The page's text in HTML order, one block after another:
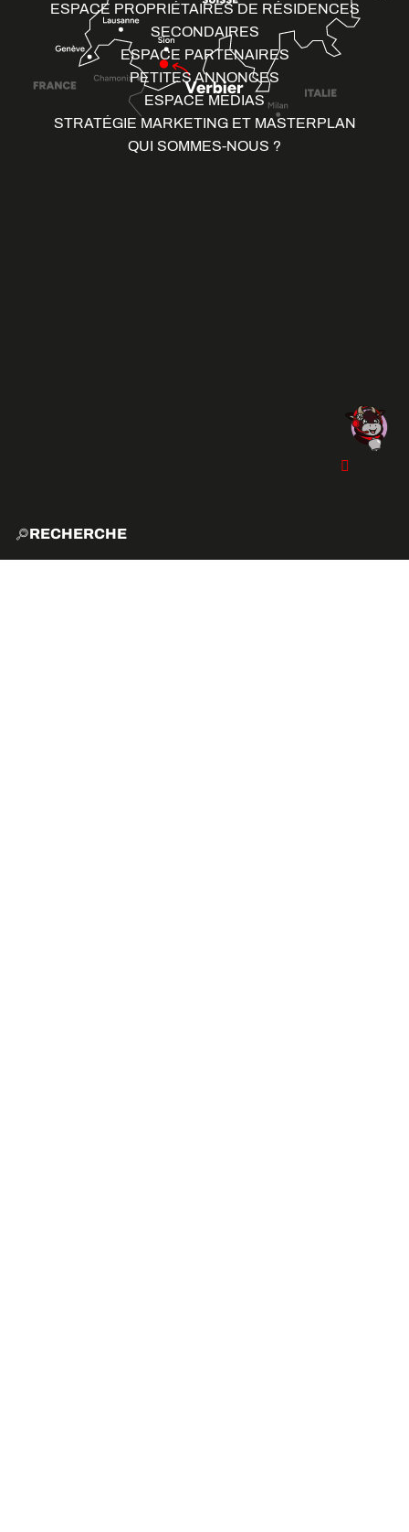
RECHERCHE
ESPACE PROPRIÉTAIRES DE RÉSIDENCES
SECONDAIRES
ESPACE PARTENAIRES
PETITES ANNONCES
ESPACE MÉDIAS
STRATÉGIE MARKETING ET MASTERPLAN
QUI SOMMES-NOUS ?